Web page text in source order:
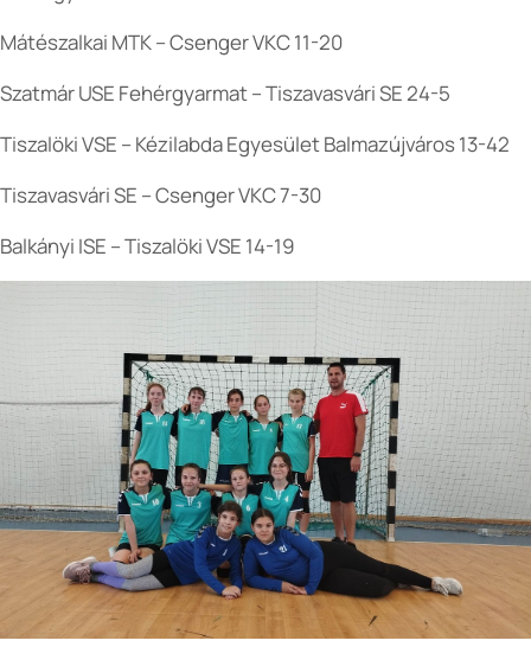
Mátészalkai MTK – Csenger VKC 11-20
Szatmár USE Fehérgyarmat – Tiszavasvári SE 24-5
Tiszalöki VSE – Kézilabda Egyesület Balmazújváros 13-42
Tiszavasvári SE – Csenger VKC 7-30
Balkányi ISE – Tiszalöki VSE 14-19